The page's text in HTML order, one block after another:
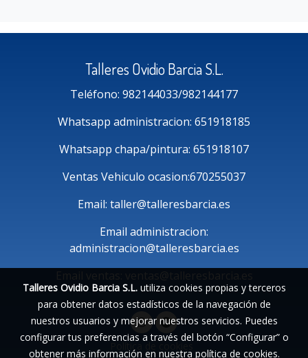
Talleres Ovidio Barcia S.L.
Teléfono: 982144033/982144177
Whatsapp administracion: 651918185
Whatsapp chapa/pintura: 651918107
Ventas Vehiculo ocasion:670255037
Email: taller@talleresbarcia.es
Email administracion:
administracion@talleresbarcia.es
Talleres Ovidio Barcia S.L.utiliza cookies propias y terceros
para obtener datos estadísticos de la navegación de
nuestros usuarios y mejorar nuestros servicios. Puedes
configurar tus preferencias a través del botón “Configurar” o
obtener más información en nuestra política de cookies.